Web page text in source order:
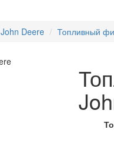
John Deere Топливный